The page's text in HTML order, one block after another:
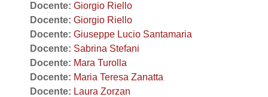
Docente: Giorgio Riello
Docente: Giorgio Riello
Docente: Giuseppe Lucio Santamaria
Docente: Sabrina Stefani
Docente: Mara Turolla
Docente: Maria Teresa Zanatta
Docente: Laura Zorzan